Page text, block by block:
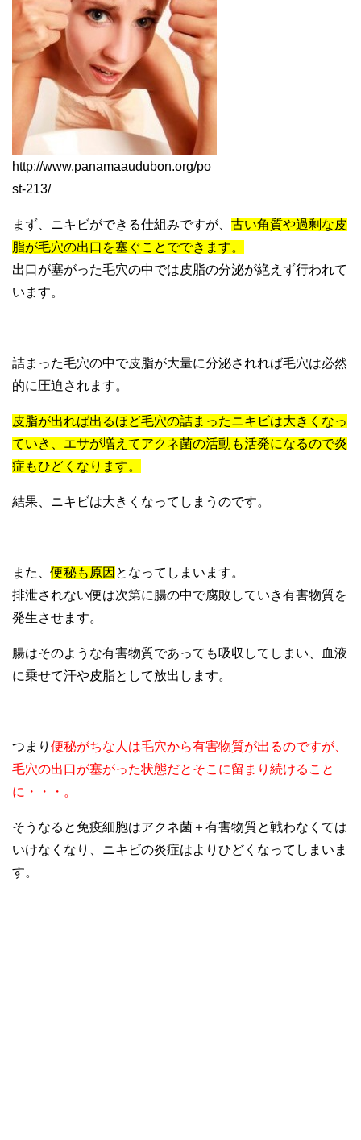
http://www.panamaaudubon.org/po
st-213/
まず、ニキビができる仕組みですが、 古い角質や過剰な皮
脂が毛穴の出口を塞ぐことでできます。
出口が塞がった毛穴の中では皮脂の分泌が絶えず行われて
います。
詰まった毛穴の中で皮脂が大量に分泌されれば毛穴は必然
的に圧迫されます。
皮脂が出れば出るほど毛穴の詰まったニキビは大きくなっ
ていき、エサが増えてアクネ菌の活動も活発になるので炎
症もひどくなります。
結果、ニキビは大きくなってしまうのです。
また、便秘も原因 となってしまいます。
排泄されない便は次第に腸の中で腐敗していき有害物質を
発生させます。
腸はそのような有害物質であっても吸収してしまい、血液
に乗せて汗や皮脂として放出します。
つまり 便秘がちな人は毛穴から有害物質が出るのですが、
毛穴の出口が塞がった状態だとそこに留まり続けること
に・・・。
そうなると免疫細胞はアクネ菌＋有害物質と戦わなくては
いけなくなり、ニキビの炎症はよりひどくなってしまいま
す。